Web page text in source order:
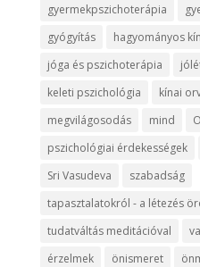
gyermekpszichoterápia
gyógyítás
hagyományos
jóga és pszichoterápia
keleti pszichológia
kínai
megvilágosodás
mind
pszichológiai érdekességek
Sri Vasudeva
szabadság
tapasztalatokról - a létezés
tudatváltás meditációval
érzelmek
önismeret